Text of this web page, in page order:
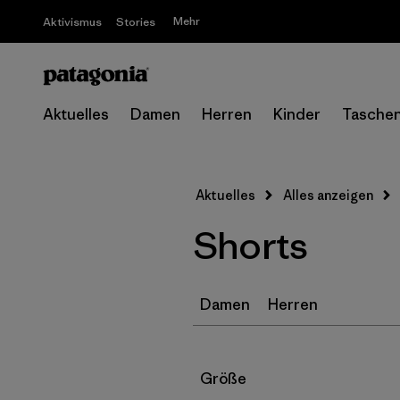
Aktivismus Stories Mehr
Aktuelles Damen Herren Kinder
Aktuelles Alles anzeigen
Shorts
Damen Herren
Filter by
Größe